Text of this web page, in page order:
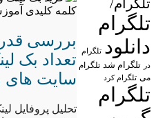
تلگرام/
تلگرام
دانلود تلگرام
در تلگرام شد تلگرام
می تلگرام کرد
تلگرام
بررسی
تعداد بک
سایت های
تحلیل پروفایل